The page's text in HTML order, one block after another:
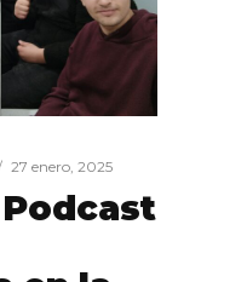
27 enero, 2025